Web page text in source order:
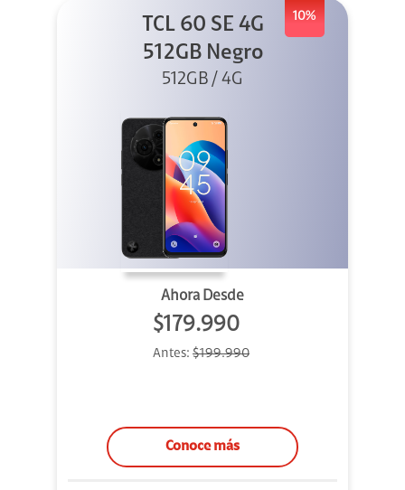
10%
TCL 60 SE 4G
512GB Negro
512GB / 4G
Ahora Desde
$179.990
Antes: $199.990
Conoce más